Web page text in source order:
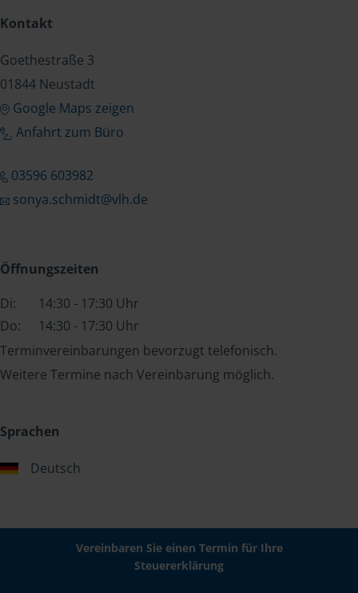
Kontakt
Goethestraße 3
01844 Neustadt
Google Maps zeigen
Anfahrt zum Büro
03596 603982
sonya.schmidt@vlh.de
Öffnungszeiten
Di:
14:30 - 17:30 Uhr
Do:
14:30 - 17:30 Uhr
Terminvereinbarungen bevorzugt telefonisch.
Weitere Termine nach Vereinbarung möglich.
Sprachen
Deutsch
Vereinbaren Sie einen Termin für Ihre
Steuererklärung